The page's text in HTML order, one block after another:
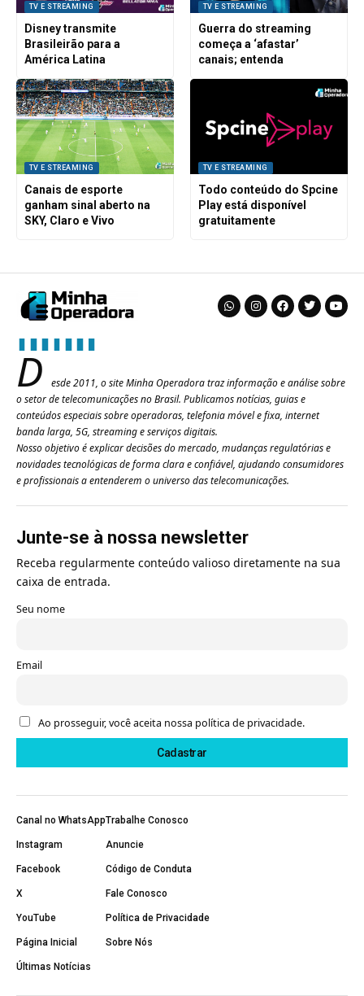
TV E STREAMING
Disney transmite
Brasileirão para a
América Latina
TV E STREAMING
Guerra do streaming
começa a ‘afastar’
canais; entenda
TV E STREAMING
Canais de esporte
ganham sinal aberto na
SKY, Claro e Vivo
TV E STREAMING
Todo conteúdo do Spcine
Play está disponível
gratuitamente
D
esde 2011, o site Minha Operadora traz informação e análise sobre
o setor de telecomunicações no Brasil. Publicamos notícias, guias e
conteúdos especiais sobre operadoras, telefonia móvel e fixa, internet
banda larga, 5G, streaming e serviços digitais.
Nosso objetivo é explicar decisões do mercado, mudanças regulatórias e
novidades tecnológicas de forma clara e confiável, ajudando consumidores
e profissionais a entenderem o universo das telecomunicações.
Junte-se à nossa newsletter
Receba regularmente conteúdo valioso diretamente na sua
caixa de entrada.
Seu nome
Email
Ao prosseguir, você aceita nossa política de privacidade.
Canal no WhatsApp
Instagram
Facebook
X
YouTube
Página Inicial
Últimas Notícias
Trabalhe Conosco
Anuncie
Código de Conduta
Fale Conosco
Política de Privacidade
Sobre Nós